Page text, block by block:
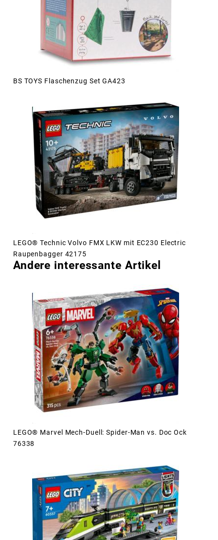
BS TOYS Flaschenzug Set GA423
LEGO® Technic Volvo FMX LKW mit EC230 Electric
Raupenbagger 42175
Andere interessante Artikel
LEGO® Marvel Mech-Duell: Spider-Man vs. Doc Ock
76338